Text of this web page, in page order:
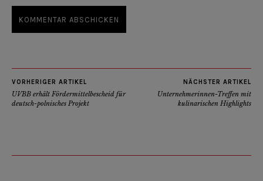
VORHERIGER ARTIKEL
UVBB erhält Fördermittelbescheid für
deutsch-polnisches Projekt
NÄCHSTER ARTIKEL
Unternehmerinnen-Treffen mit
kulinarischen Highlights